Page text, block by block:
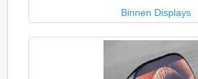
Binnen Displays